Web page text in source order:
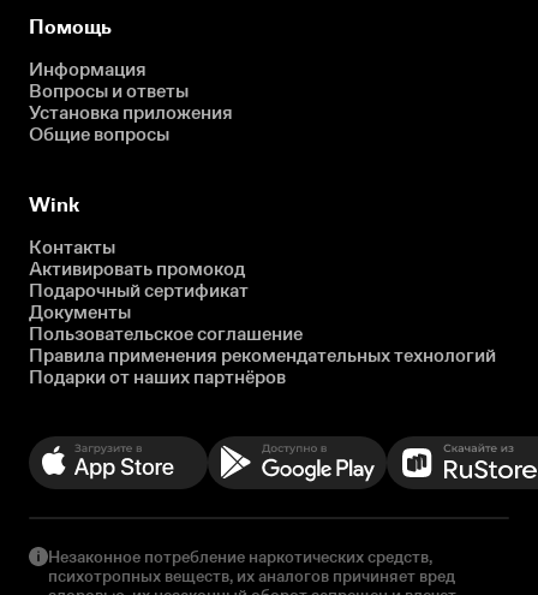
Помощь
Информация
Вопросы и ответы
Установка приложения
Общие вопросы
Wink
Контакты
Активировать промокод
Подарочный сертификат
Документы
Пользовательское соглашение
Правила применения рекомендательных технологий
Подарки от наших партнёров
Незаконное потребление наркотических средств,
психотропных веществ, их аналогов причиняет вред